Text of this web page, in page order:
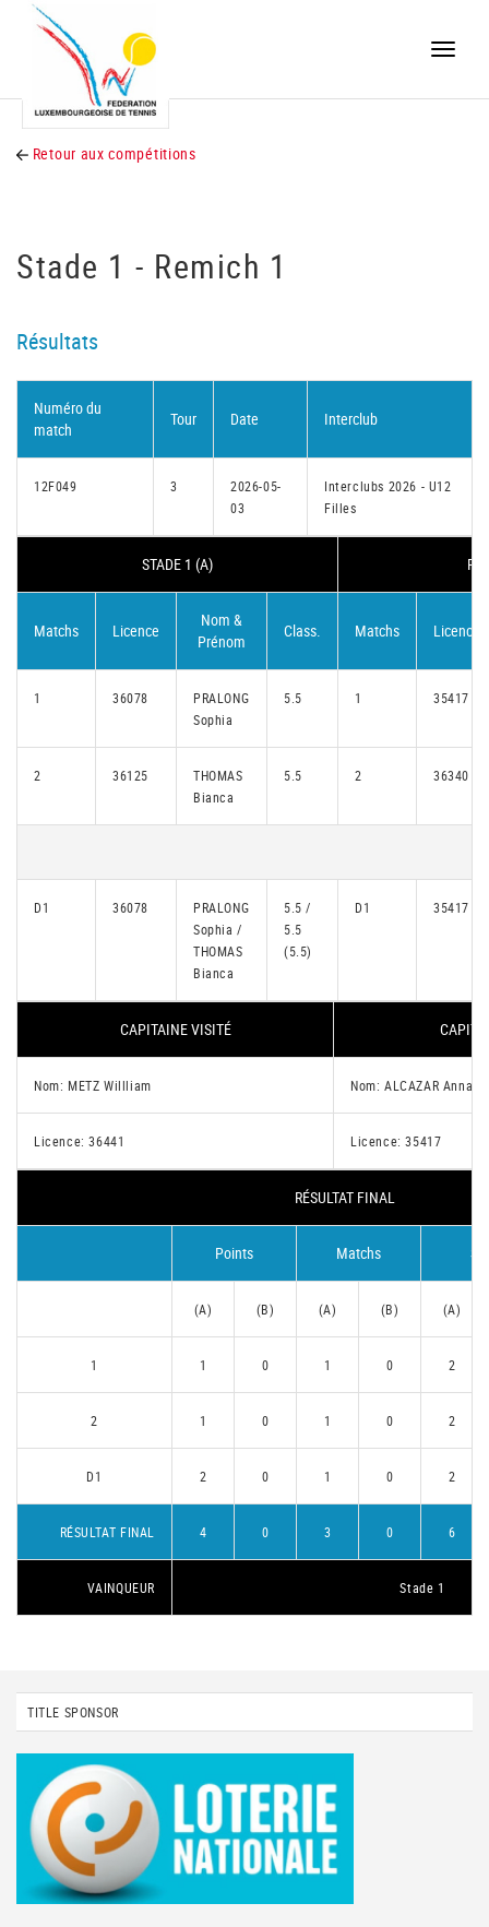
Toggle
Retour aux compétitions
Stade 1 - Remich 1
Résultats
Numéro du
match
Tour Date Interclub
12F049 3
2026-05-
03
Interclubs 2026 - U12
Filles
STADE 1 (A)
Matchs Licence
Nom &
Prénom
Class. Matchs Licence
1 36078
PRALONG
Sophia
5.5 1 35417
2 36125
THOMAS
Bianca
5.5 2 36340
D1 36078
PRALONG
Sophia /
THOMAS
Bianca
5.5 /
5.5
(5.5)
D1 35417
CAPITAINE VISITÉ
Nom: METZ Willliam Nom: ALCAZAR Anna
Licence: 36441 Licence: 35417
RÉSULTAT FINAL
Points Matchs
(A) (B) (A) (B) (A)
1 1 0 1 0 2
2 1 0 1 0 2
D1 2 0 1 0 2
RÉSULTAT FINAL 4 0 3 0 6
VAINQUEUR Stade 1
TITLE SPONSOR